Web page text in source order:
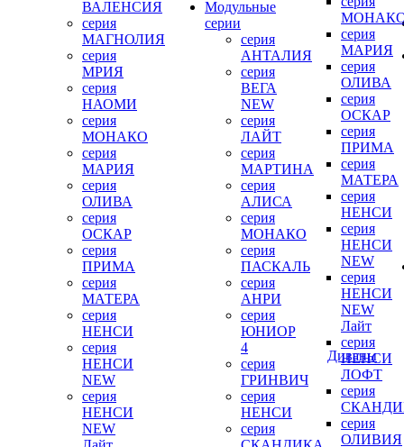
ВАЛЕНСИЯ
серия
МАГНОЛИЯ
серия
МРИЯ
серия
НАОМИ
серия
МОНАКО
серия
МАРИЯ
серия
ОЛИВА
серия
ОСКАР
серия
ПРИМА
серия
МАТЕРА
серия
НЕНСИ
серия
НЕНСИ
NEW
серия
НЕНСИ
NEW
Модульные
серии
серия
АНТАЛИЯ
серия
ВЕГА
NEW
серия
ЛАЙТ
серия
МАРТИНА
серия
АЛИСА
серия
МОНАКО
серия
ПАСКАЛЬ
серия
АНРИ
серия
ЮНИОР
4
серия
ГРИНВИЧ
серия
НЕНСИ
серия
Диваны
серия
МАРИЯ
серия
ОЛИВА
серия
ОСКАР
серия
ПРИМА
серия
МАТЕРА
серия
НЕНСИ
серия
НЕНСИ
NEW
серия
НЕНСИ
NEW
Лайт
серия
НЕНСИ
ЛОФТ
серия
серия
ОЛИВИЯ